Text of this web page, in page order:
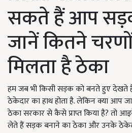
सकते हैं आप
जानें कितने
मिलता है ठेका
हम जब भी किसी सड़क को बनते हुए देखते
ठेकेदार का हाथ होता है. लेकिन क्या आप
ठेका सरकार से कैसे प्राप्त किया है? तो
लेते हैं सड़क बनाने का ठेका और उनके